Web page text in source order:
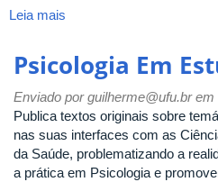
Leia mais
em
Pesquisa
Psicologia Em
Enviado porguilherme@ufu.brem
Publica textos originais sobre
nas suas interfaces com as
da Saúde, problematizando a
a prática em Psicologia e